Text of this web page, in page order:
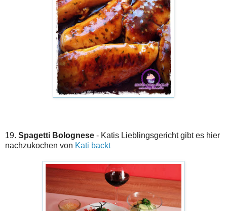
19. Spagetti Bolognese - Katis Lieblingsgericht gibt es hier
nachzukochen von Kati backt